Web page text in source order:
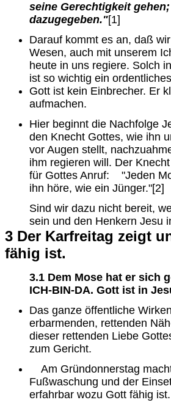
seine Gerechtigkeit
dazugegeben."[1]
Darauf kommt es an, daß
Wesen, auch mit unserem
heute in uns regiere. Solch
ist so wichtig ein
Gott ist kein Einbrecher. Er
aufmachen.
Hier beginnt die Nachfolge
den Knecht Gottes, wie ihn
vor Augen stellt,
ihm regieren will. Der
für Gottes Anruf: "Jeden
ihn höre, wie ein
Sind wir dazu nicht bereit,
sein und den Henkern Jesu
3 Der Karfreitag zeigt
fähig ist.
3.1 Dem Mose hat er sich
ICH-BIN-DA. Gott ist in
Das ganze öffentliche
erbarmenden, rettenden
dieser rettenden Liebe
zum Gericht.
Am Gründonnerstag
Fußwaschung und der
erfahrbar wozu Gott fähig ist.